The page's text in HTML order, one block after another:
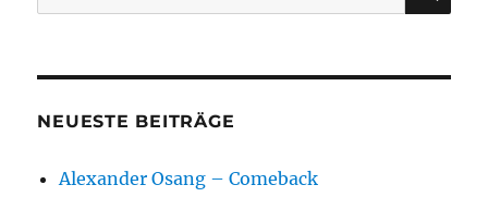
nach:
NEUESTE BEITRÄGE
Alexander Osang – Comeback